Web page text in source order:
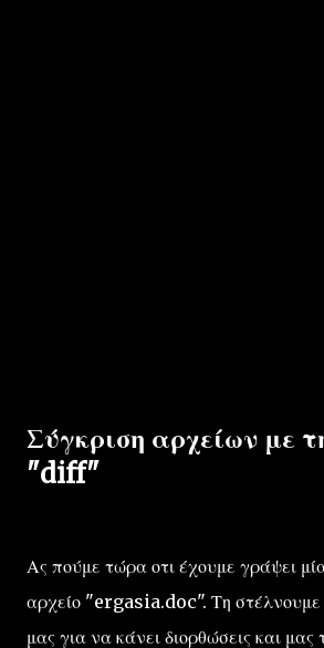
Σύγκριση αρχείων με
"diff"
Ας πούμε τώρα οτι έχουμε γράψει
αρχείο "ergasia.doc". Τη στέλνουμε
μας για να κάνει διορθώσεις και μας